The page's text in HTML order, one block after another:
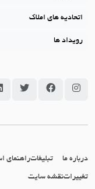
اتحادیه های املاک
رویداد ها
سامانه جاما درسامانه جاما
درباره ما تبلیغاتراهنمای
تغییراتنقشه سایت